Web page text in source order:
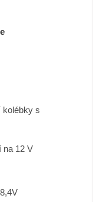
kolébky s
na 12 V